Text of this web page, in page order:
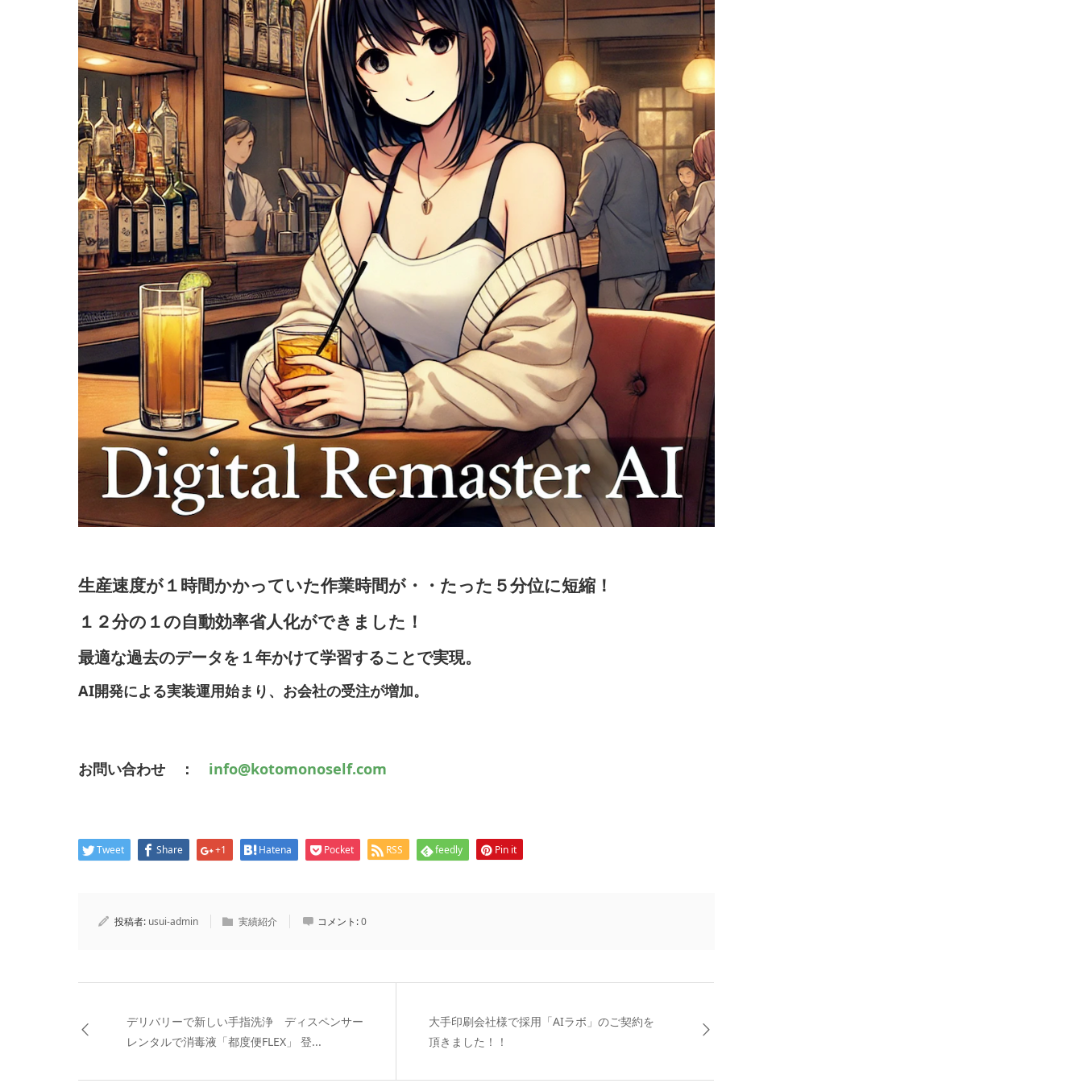
生産速度が１時間かかっていた作業時間が・・たった５分位に短縮！
１２分の１の自動効率省人化ができました！
最適な過去のデータを１年かけて学習することで実現。
AI開発による実装運用始まり、お会社の受注が増加。
お問い合わせ ： info@kotomonoself.com
Tweet Share +1 Hatena Pocket RSS feedly Pin it
投稿者: usui-admin 実績紹介 コメント:0
デリバリーで新しい手指洗浄 ディスペンサー
レンタルで消毒液「都度便FLEX」 登...
大手印刷会社様で採用「AIラボ」のご契約を
頂きました！！